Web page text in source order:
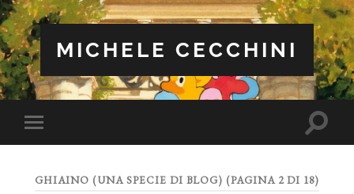
MICHELE CECCHINI
Attiva/disattiva
il
sui
dispositivi
Attiva/
ricerca
GHIAINO (UNA SPECIE DI BLOG) (PAGINA 2 DI 18)